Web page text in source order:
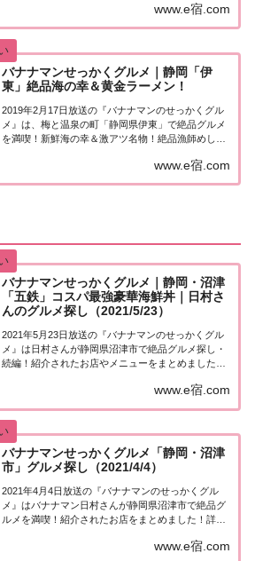
伊東「せっかくこの町に来たなら食べたほうがいい
グルメは何ですか？」日本全国でバナナマン日...
www.e宿.com
バナナマンせっかくグルメ｜静岡「伊
東」絶品海の幸＆黄金ラーメン！
2019年2月17日放送の『バナナマンのせっかくグル
メ』は、梅と温泉の町「静岡県伊東」で絶品グルメ
を満喫！新鮮海の幸＆激アツ名物！絶品漁師めし、
弁、マダム溺愛スイーツなど、紹介されたお店はこ
ちら！静岡・伊東「せっかくこの町に来たなら食
www.e宿.com
バナナマンせっかくグルメ｜静岡・沼津
「五鉄」コスパ最強豪華海鮮丼｜日村さ
んのグルメ探し（2021/5/23）
2021年5月23日放送の『バナナマンのせっかくグル
メ』は日村さんが静岡県沼津市で絶品グルメ探し・
続編！紹介されたお店やメニューをまとめました！
ルメ探し［続編］地元の人に「せっかくこの町に来
www.e宿.com
バナナマンせっかくグルメ「静岡・沼津
市」グルメ探し（2021/4/4）
2021年4月4日放送の『バナナマンのせっかくグル
メ』はバナナマン日村さんが静岡県沼津市で絶品グ
ルメを満喫！紹介されたお店をまとめました！詳し
探し地元の人に「せっかくこの町に来たなら食べた
www.e宿.com